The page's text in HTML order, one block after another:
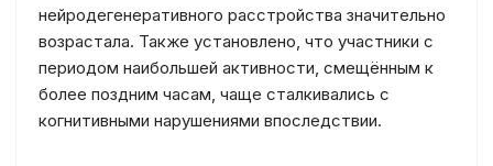
нейродегенеративного расстройства значительно
возрастала. Также установлено, что участники с
периодом наибольшей активности, смещённым к
более поздним часам, чаще сталкивались с
когнитивными нарушениями впоследствии.